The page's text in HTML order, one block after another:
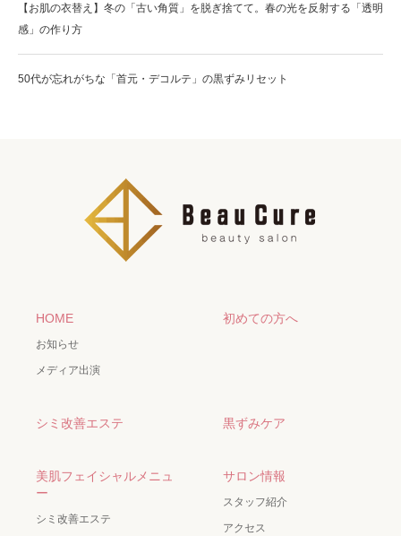
【お肌の衣替え】冬の「古い角質」を脱ぎ捨てて。春の光を反射する「透明
感」の作り方
50代が忘れがちな「首元・デコルテ」の黒ずみリセット
HOME
お知らせ
メディア出演
初めての方へ
シミ改善エステ 黒ずみケア
美肌フェイシャルメニュ
ー
シミ改善エステ
サロン情報
スタッフ紹介
アクセス